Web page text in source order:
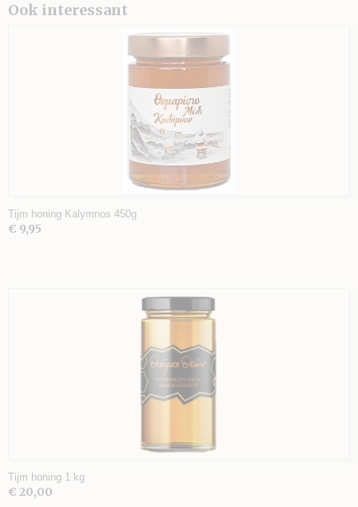
Ook interessant
Tijm honing Kalymnos 450g
€ 9,95
Tijm honing 1 kg
€ 20,00